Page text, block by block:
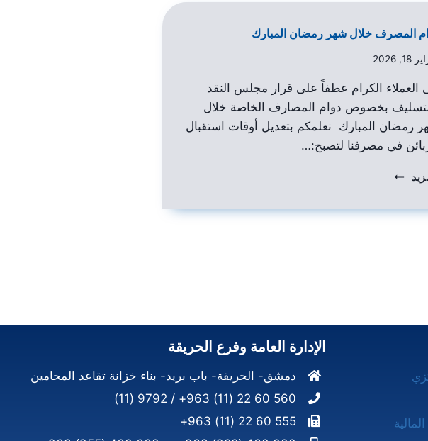
المصرف خلال شهر رمضان المبارك
2026
العملاء الكرام عطفاً على قرار مجلس النقد
بخصوص دوام المصارف الخاصة خلال
رمضان المبارك نعلمكم بتعديل أوقات استقبال
في مصرفنا لتصبح:…
الإدارة العامة وفرع الحريقة
دمشق- الحريقة- باب بريد- بناء خزانة تقاعد المحامين
560 60 22 (11) 963+ / 9792 (11)
555 60 22 (11) 963+